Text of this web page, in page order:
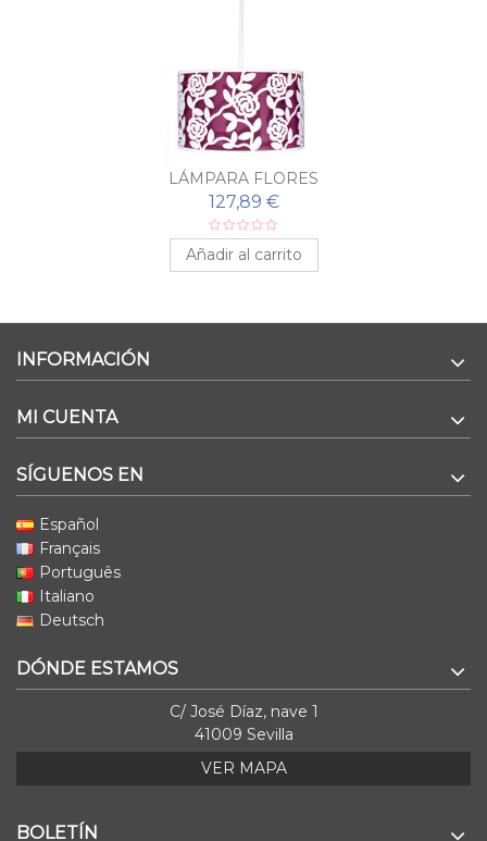
LÁMPARA FLORES
127,89 €
Añadir al carrito
INFORMACIÓN
MI CUENTA
SÍGUENOS EN
Español
Français
Português
Italiano
Deutsch
DÓNDE ESTAMOS
C/ José Díaz, nave 1
41009 Sevilla
VER MAPA
BOLETÍN